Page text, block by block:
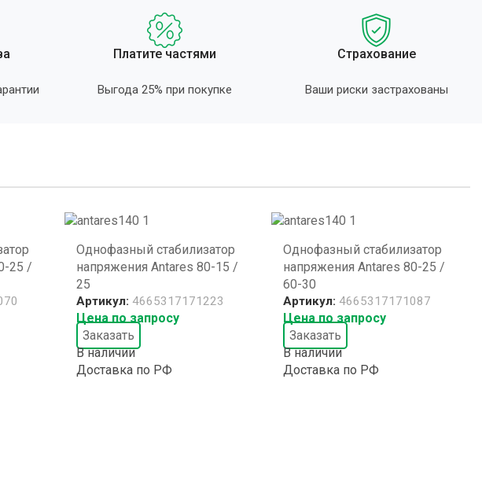
Платите частями
Выгода 25% при покупке
Страхование
Ваши риски застрахованы
25 /
Однофазный стабилизатор
напряжения Antares 80-15 /
25
Артикул: 4665317171223
Цена по запросу
Заказать
В наличии
Доставка по РФ
Однофазный стабилизатор
напряжения Antares 80-25 /
60-30
Артикул: 4665317171087
Цена по запросу
Заказать
В наличии
Доставка по РФ